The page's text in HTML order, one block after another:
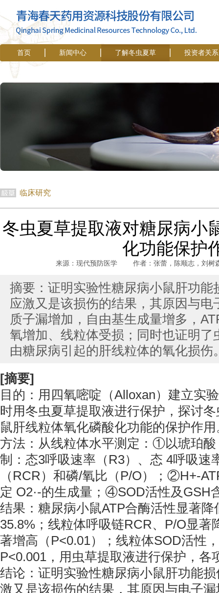
首页 新闻中心 了解冬虫夏草 投资者关系
临床研究
冬虫夏草提取液对糖尿病小
化功能保护
来源：现代预防医学 作者：张蕾，陈顺志，刘
摘要：证明实验性糖尿病小鼠肝功
应激又是该损伤的结果，其原因与
质子漏增加，自由基生成量增多，
氧增加、线粒体受损；同时也证明
由糖尿病引起的肝线粒体的氧化损伤
[摘要]
目的：用四氧嘧啶（Alloxan）建立实
时用冬虫夏草提取液进行保护，探讨
鼠肝线粒体氧化磷酸化功能的保护作用
方法：从线粒体水平测定：①以琥珀
制：态3呼吸速率（R3）、态 4呼吸速
（RCR）和磷/氧比（P/O）；②H+-
定 O2·-的生成量；④SOD活性及GSH
结果：糖尿病小鼠ATP合酶活性显著降
35.8%；线粒体呼吸链RCR、P/O显著
著增高（P<0.01）；线粒体SOD活性
P<0.001，用虫草提取液进行保护，各
结论：证明实验性糖尿病小鼠肝功能
激又是该损伤的结果，其原因与电子